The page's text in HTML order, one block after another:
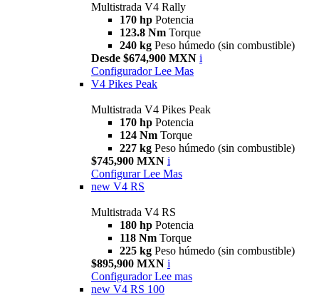
Multistrada V4 Rally
170 hp Potencia
123.8 Nm Torque
240 kg Peso húmedo (sin combustible)
Desde $674,900 MXN i
Configurador Lee Mas
V4 Pikes Peak
Multistrada V4 Pikes Peak
170 hp Potencia
124 Nm Torque
227 kg Peso húmedo (sin combustible)
$745,900 MXN i
Configurar Lee Mas
new V4 RS
Multistrada V4 RS
180 hp Potencia
118 Nm Torque
225 kg Peso húmedo (sin combustible)
$895,900 MXN i
Configurador Lee mas
new V4 RS 100